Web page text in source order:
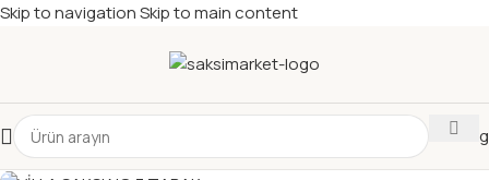
Skip to navigationSkip to main content
Katalog